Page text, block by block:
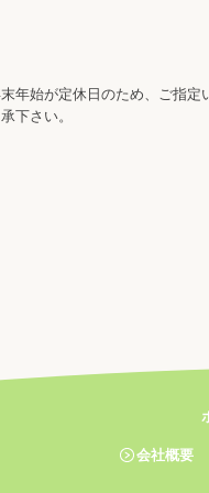
年始が定休日のため、ご指定
下さい。
会社概要